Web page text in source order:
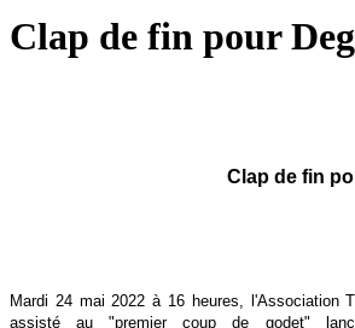
Clap de fin pour
Clap de fin
Mardi 24 mai 2022 à 16 heures, l'Association
assisté au "premier coup de godet"